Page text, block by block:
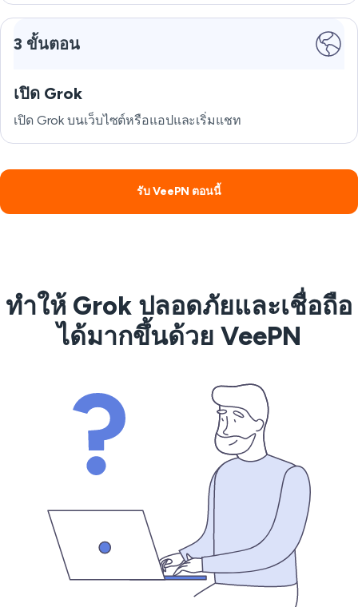
3 ขั้นตอน
เปิด Grok
เปิด Grok บนเว็บไซต์หรือแอปและเริ่มแชท
รับ VeePN ตอนนี้
ทำให้ Grok ปลอดภัยและเชื่อถือ
ได้มากขึ้นด้วย VeePN